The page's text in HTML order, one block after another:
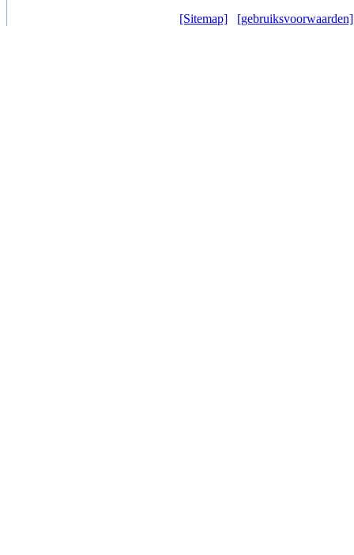
[Sitemap] [gebruiksvoorwaarden]